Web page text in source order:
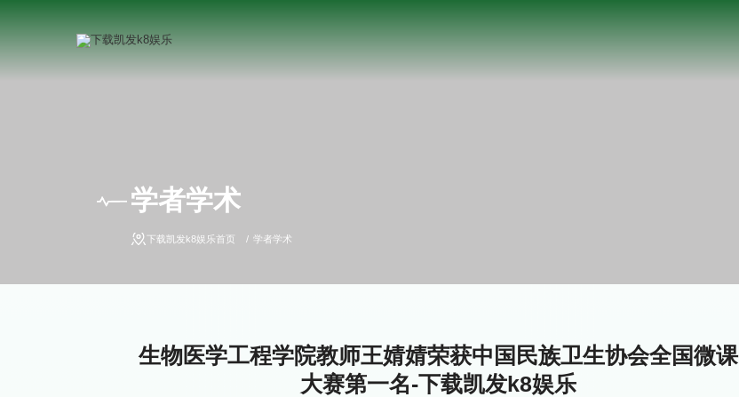
学者学术
下载凯发k8娱乐首页 学者学术
生物医学工程学院教师王婧婧荣获中国民族卫生协会全国微课
大赛第一名-下载凯发k8娱乐